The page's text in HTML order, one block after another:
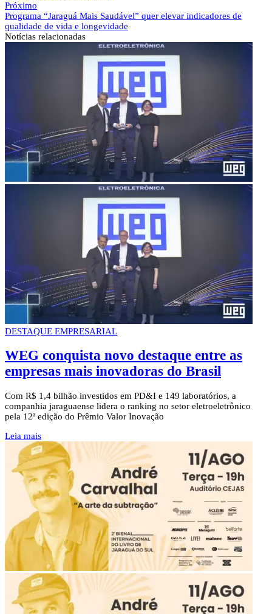
Próximo
Programa “Jaraguá Mais Saudável” quer elevar indicadores de
qualidade de vida e longevidade
Notícias relacionadas
DESTAQUE EMPRESARIAL
WEG conquista novo destaque entre as
empresas mais inovadoras do Brasil
Com R$ 1,4 bilhão investidos em PD&I e 149 laboratórios, a
companhia jaraguaense lidera o ranking no setor eletroeletrônico
pela 12ª edição do Prêmio Valor Inovação
Leia mais